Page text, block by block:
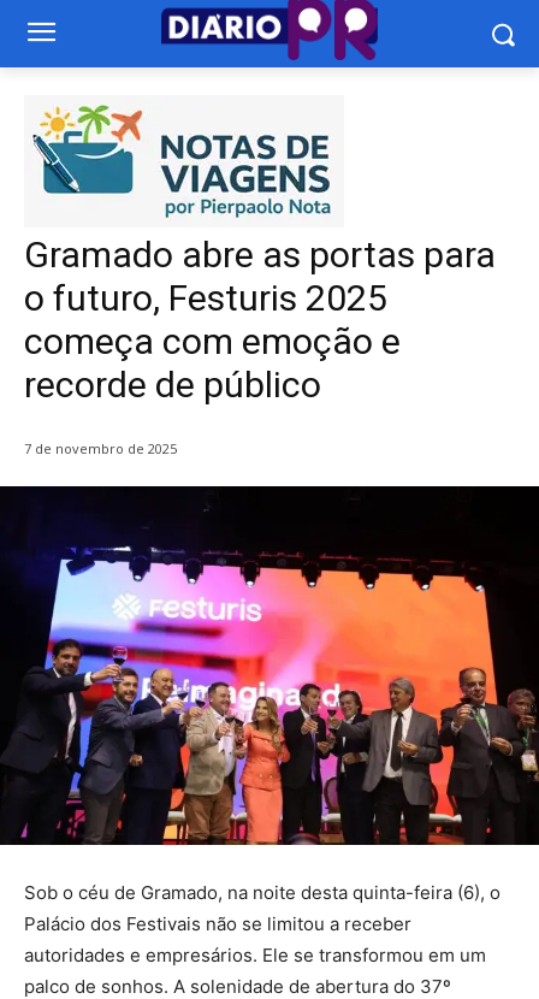
Gramado abre as portas para
o futuro, Festuris 2025
começa com emoção e
recorde de público
7 de novembro de 2025
Sob o céu de Gramado, na noite desta quinta-feira (6), o
Palácio dos Festivais não se limitou a receber
autoridades e empresários. Ele se transformou em um
palco de sonhos. A solenidade de abertura do 37º